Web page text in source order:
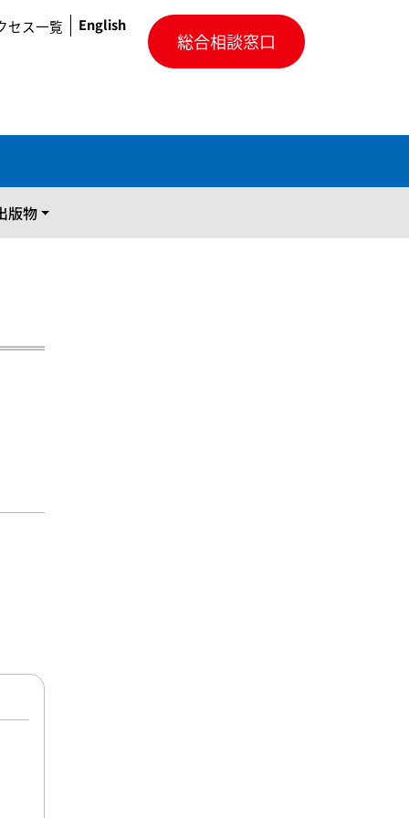
セス一覧 English
総合相談窓口
版物